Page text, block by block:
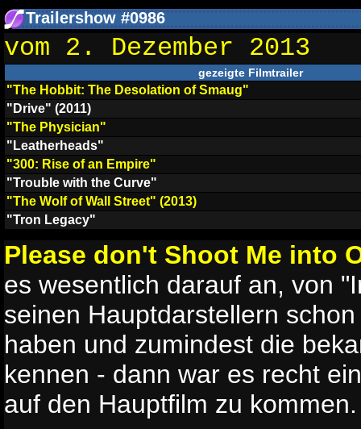
Trailershow #0986
vom 2. Dezember 2013
gezeigte Filmtrailer
"The Hobbit: The Desolation of Smaug"
"Drive" (2011)
"The Physician"
"Leatherheads"
"300: Rise of an Empire"
"Trouble with the Curve"
"The Wolf of Wall Street" (2013)
"Tron Legacy"
Please don't Shoot Me into
es wesentlich darauf an, von
seinen Hauptdarstellern
haben und zumindest die
kennen - dann war es recht
auf den Hauptfilm zu kommen.